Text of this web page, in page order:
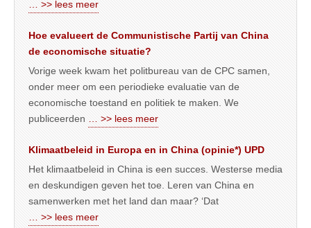
… >> lees meer
Hoe evalueert de Communistische Partij van China
de economische situatie?
Vorige week kwam het politbureau van de CPC samen,
onder meer om een periodieke evaluatie van de
economische toestand en politiek te maken. We
publiceerden
… >> lees meer
Klimaatbeleid in Europa en in China (opinie*) UPD
Het klimaatbeleid in China is een succes. Westerse media
en deskundigen geven het toe. Leren van China en
samenwerken met het land dan maar? ‘Dat
… >> lees meer